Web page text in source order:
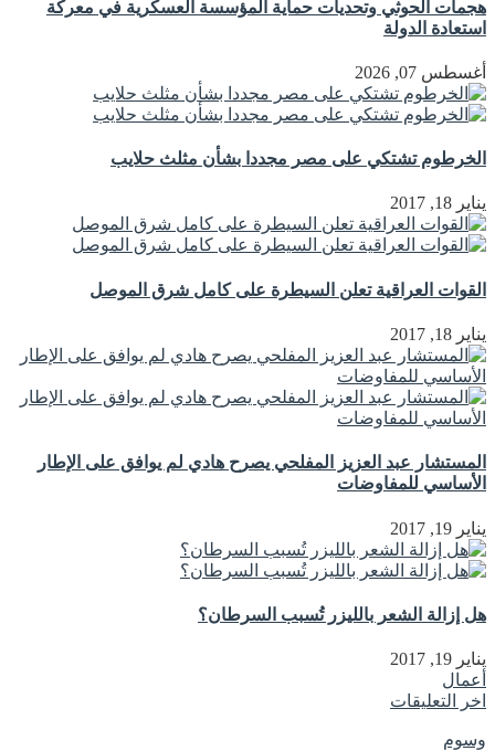
هجمات الحوثي وتحديات حماية المؤسسة العسكرية في معركة
استعادة الدولة
أغسطس 07, 2026
الخرطوم تشتكي على مصر مجددا بشأن مثلث حلايب
يناير 18, 2017
القوات العراقية تعلن السيطرة على كامل شرق الموصل
يناير 18, 2017
المستشار عبد العزيز المفلحي يصرح هادي لم يوافق على الإطار
الأساسي للمفاوضات
يناير 19, 2017
هل إزالة الشعر بالليزر تُسبب السرطان؟
يناير 19, 2017
أعمال
اخر التعليقات
وسوم